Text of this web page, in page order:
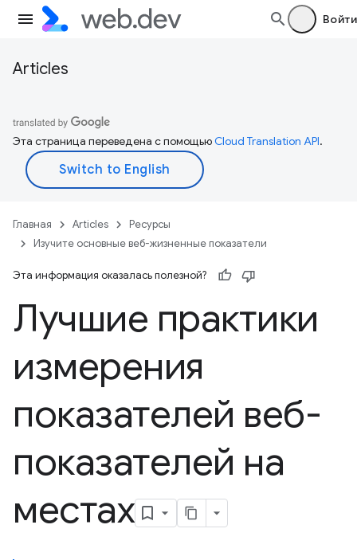
Войти
Articles
Эта страница переведена с помощьюCloud Translation API.
Главная Articles
Ресурсы
Изучите основные веб-жизненные показатели
Эта информация оказалась полезной?
Лучшие практики
измерения
показателей веб-
показателей на
местах